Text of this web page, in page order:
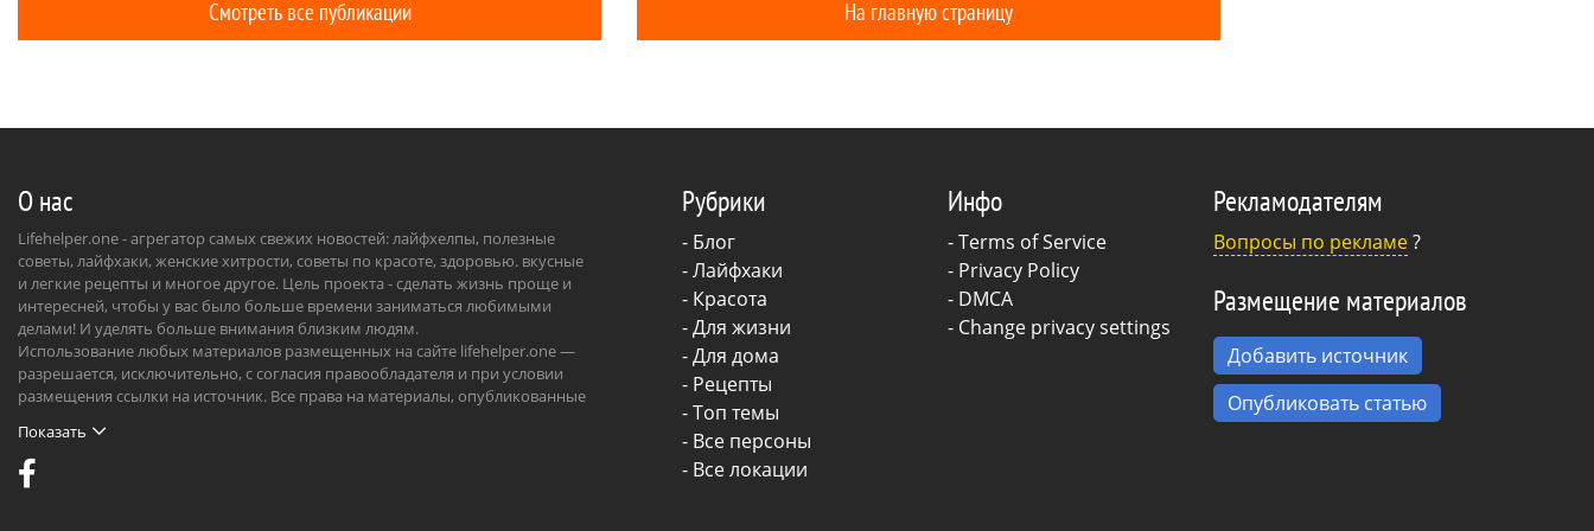
женщиной», быть всё время рядом, «день
Смотреть все публикации На главную страницу
О нас
Lifehelper.one - агрегатор самых свежих новостей: лайфхелпы, полезные
советы, лайфхаки, женские хитрости, советы по красоте, здоровью. вкусные
и легкие рецепты и многое другое. Цель проекта - сделать жизнь проще и
интересней, чтобы у вас было больше времени заниматься любимыми
делами! И уделять больше внимания близким людям.
Использование любых материалов размещенных на сайте lifehelper.one —
разрешается, исключительно, с согласия правообладателя и при условии
размещения ссылки на источник. Все права на материалы, опубликованные
Показать
Рубрики
- Блог
-Лайфхаки
- Красота
-Для жизни
-Для дома
- Рецепты
- Топ темы
- Все персоны
- Все локации
Инфо
-Terms of Service
- Privacy Policy
- DMCA
- Change privacy settings
Рекламодателям
Вопросы по рекламе?
Размещение материалов
Добавить источник
Опубликовать статью